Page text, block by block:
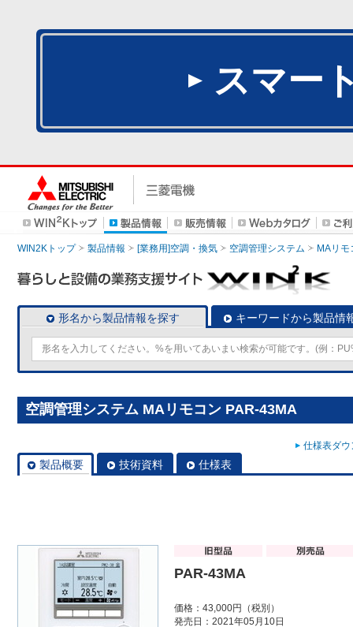
スマー
WIN2Kトップ 製品情報 [業務用]空調・換気 空調管理システム MAリモ
形名から製品情報を探す キーワードから製品情
空調管理システム MAリモコン PAR-43MA
仕様表ダ
製品概要 技術資料 仕様表
PAR-43MA
価格：43,000円（税別）
発売日：2021年05月10日